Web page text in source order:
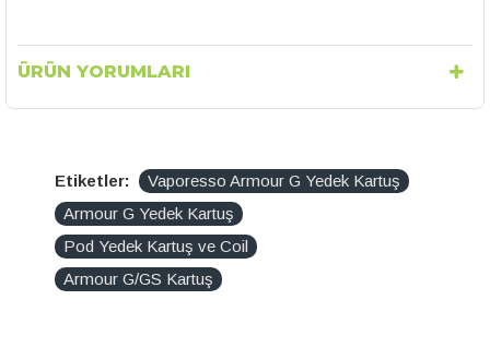
ÜRÜN YORUMLARI
Etiketler:
Vaporesso Armour G Yedek Kartuş
Armour G Yedek Kartuş
Pod Yedek Kartuş ve Coil
Armour G/GS Kartuş